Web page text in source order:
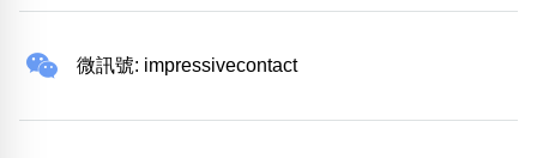
微訊號: impressivecontact